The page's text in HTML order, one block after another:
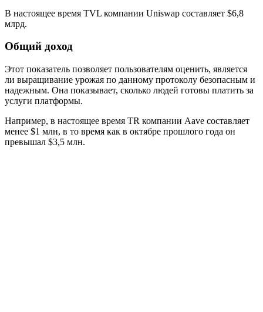
В настоящее время TVL компании Uniswap составляет $6,8
млрд.
Общий доход
Этот показатель позволяет пользователям оценить, является
ли выращивание урожая по данному протоколу безопасным и
надежным. Она показывает, сколько людей готовы платить за
услуги платформы.
Например, в настоящее время TR компании Aave составляет
менее $1 млн, в то время как в октябре прошлого года он
превышал $3,5 млн.